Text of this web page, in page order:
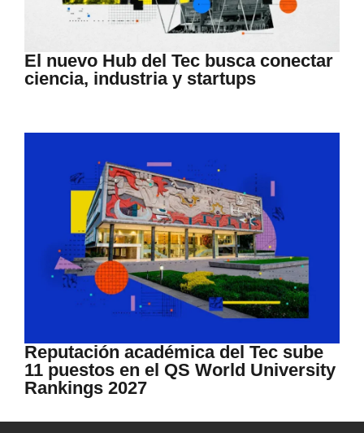
El nuevo Hub del Tec busca conectar
ciencia, industria y startups
Reputación académica del Tec sube
11 puestos en el QS World University
Rankings 2027